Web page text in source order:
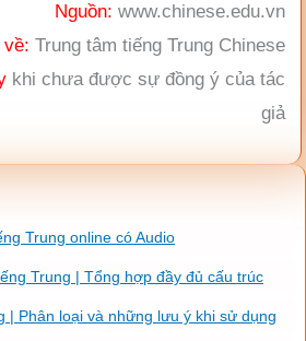
Nguồn: www.chinese.edu.vn
về: Trung tâm tiếng Trung Chinese
khi chưa được sự đồng ý của tác
giả
Trung online có Audio
Trung | Tổng hợp đầy đủ cấu trúc
| Phân loại và những lưu ý khi sử dụng